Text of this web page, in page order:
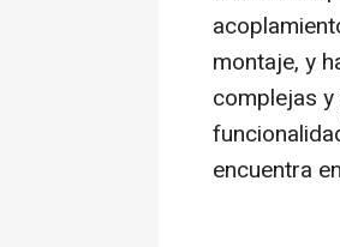
montaje, y
complejas
encuentra